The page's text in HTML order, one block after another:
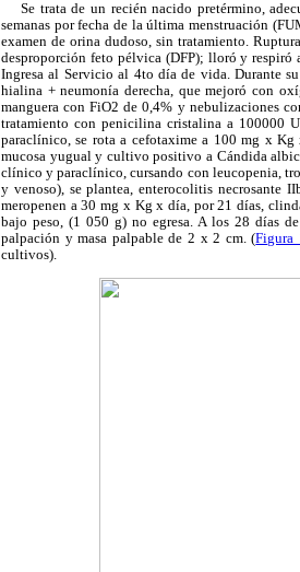
Se trata de un recién nacido pretérmino,
semanas por fecha de la última menstruación
examen de orina dudoso, sin tratamiento.
desproporción feto pélvica (DFP); lloró y respiró
Ingresa al Servicio al 4to día de vida. Durante
hialina + neumonía derecha, que mejoró con
manguera con FiO2 de 0,4% y nebulizaciones
tratamiento con penicilina cristalina a
paraclínico, se rota a cefotaxime a 100 mg x
mucosa yugual y cultivo positivo a Cándida
clínico y paraclínico, cursando con leucopenia,
y venoso), se plantea, enterocolitis necrosante
meropenen a 30 mg x Kg x día, por 21 días,
bajo peso, (1 050 g) no egresa. A los 28 días
palpación y masa palpable de 2 x 2 cm. (Figura
cultivos).